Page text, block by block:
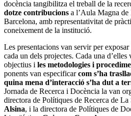
docència tangibilitza el treball de la
dotze contribucions a l’Aula Magna
Barcelona, amb representativitat de
coneixement de la institució.
Les presentacions van servir per
cada un dels projectes. Cada una d’elles
objectius i les metodologies i
ponents van especificarcom s’ha
quina mena d’interacció s’ha dut a
Jornada de Recerca i Docència la van
directora de Polítiques de Recerca de
Alsina, i la directora de Polítiques de